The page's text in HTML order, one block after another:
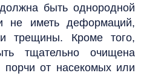
быть однородной
не иметь деформаций,
трещины. Кроме того,
тщательно очищена
от насекомых или